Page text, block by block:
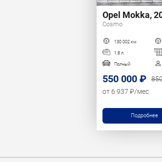
Opel Mokka,
Cosmo
130 002 км
1.8 л.
Полный
550 000 ₽
от 6 937 ₽/мес
Подробнее